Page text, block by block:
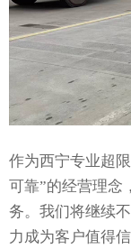
作为西宁专业超
可靠”的经营理念
务。我们将继续
力成为客户值得